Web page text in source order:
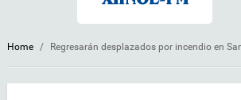
Home / Regresarán desplazados por incendio en